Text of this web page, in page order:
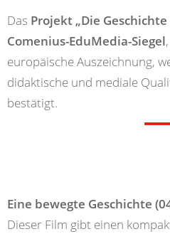
Das Projekt „Die
Comenius-EduMedia-Siegel
europäische Auszeichnung,
didaktische und mediale
bestätigt.
Eine bewegte Geschichte
Dieser Film gibt einen